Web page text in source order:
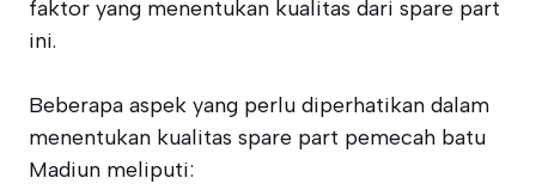
faktor yang menentukan kualitas dari spare part
ini.
Beberapa aspek yang perlu diperhatikan dalam
menentukan kualitas spare part pemecah batu
Madiun meliputi: